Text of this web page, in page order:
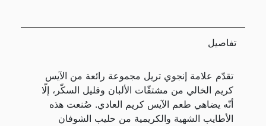
تفاصيل
تقدّم علامة إنجوي تريل مجموعة رائعة من الآيس
كريم الخالي من مشتقّات الألبان وقليل السكّر، إلّا
أنّه يضاهي طعم الآيس كريم العادي. صُنعت هذه
الأطايب الشهية والكريمية من حليب الشوفان